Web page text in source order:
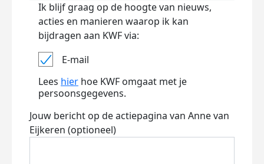
Ik blijf graag op de hoogte van nieuws,
acties en manieren waarop ik kan
bijdragen aan KWF via:
E-mail
Lees hier hoe KWF omgaat met je
persoonsgegevens.
Jouw bericht op de actiepagina van Anne van
Eijkeren (optioneel)